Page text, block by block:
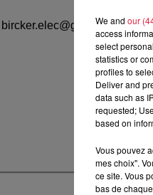
ou
We and our
access
select
statistics or
profiles to
Deliver and
data such as
requested;
based on
Vous pouvez
mes choix".
ce site. Vous
bas de